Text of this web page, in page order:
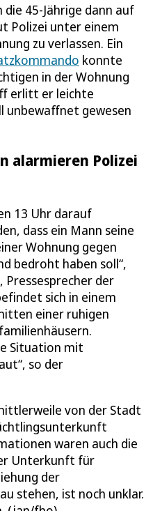
45-Jährige dann auf
Polizei unter einem
zu verlassen. Ein
konnte
in der Wohnung
erlitt er leichte
unbewaffnet gewesen
alarmieren Polizei
13 Uhr darauf
dass ein Mann seine
Wohnung gegen
bedroht haben soll“,
der
sich in einem
einer ruhigen
Situation mit
so der
von der Stadt
waren auch die
Unterkunft für
der
stehen, ist noch unklar.